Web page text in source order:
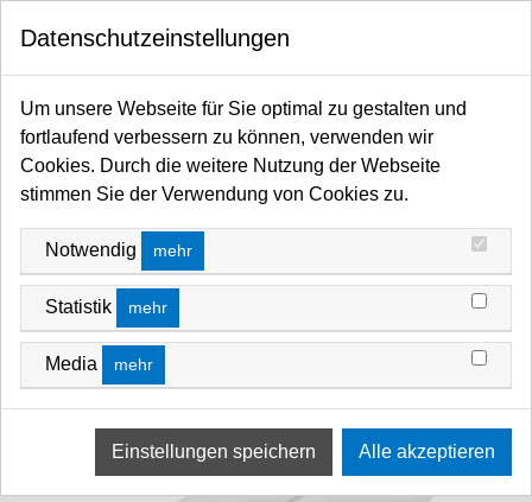
Startseite
Reflektoren / Softboxen
Hintergrund Foto allgemein
Hintergründe - faltbar/Textil/Vinyl
Datenschutzeinstellungen
Um unsere Webseite für Sie optimal zu gestalten und
fortlaufend verbessern zu können, verwenden wir
Cookies. Durch die weitere Nutzung der Webseite
stimmen Sie der Verwendung von Cookies zu.
Notwendig mehr
Statistik mehr
Media mehr